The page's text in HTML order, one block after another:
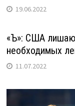
19.06.2022
«Ъ»: США
необходимых
11.07.2022